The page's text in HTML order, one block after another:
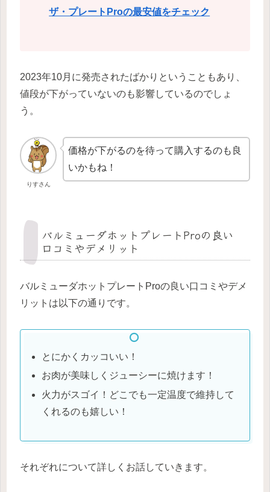
ザ・プレートProの最安値をチェック
2023年10月に発売されたばかりということもあり、
値段が下がっていないのも影響しているのでしょ
う。
りすさん
価格が下がるのを待って購入するのも良
いかもね！
バルミューダホットプレートProの良い
口コミやデメリット
バルミューダホットプレートProの良い口コミやデメ
リットは以下の通りです。
とにかくカッコいい！
お肉が美味しくジューシーに焼けます！
火力がスゴイ！どこでも一定温度で維持して
くれるのも嬉しい！
それぞれについて詳しくお話していきます。